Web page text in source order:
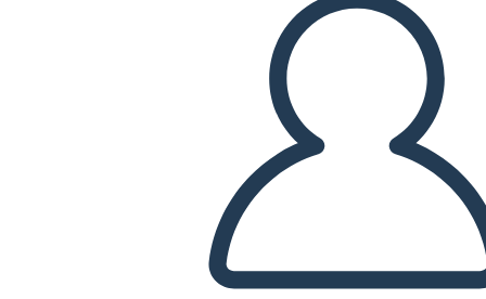
STWÓRZ SCENORYS
ODTWARZANIE POKAZU SLAJDÓW
PRZECZYTAJ MI